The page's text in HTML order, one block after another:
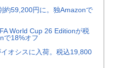
約59,200円に。独Amazonで
World Cup 26 Editionが税
で18%オフ
オシスに入荷。税込19,800